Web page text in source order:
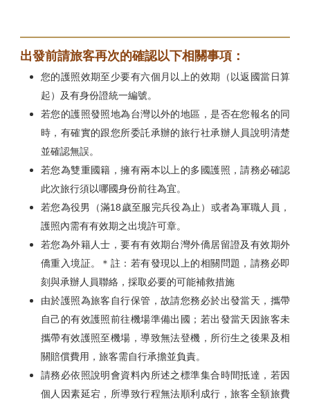
出發前請旅客再次的確認以下相關事項：
您的護照效期至少要有六個月以上的效期（以返國當日算
起）及有身份證統一編號。
若您的護照發照地為台灣以外的地區，是否在您報名的同
時，有確實的跟您所委託承辦的旅行社承辦人員說明清楚
並確認無誤。
若您為雙重國籍，擁有兩本以上的多國護照，請務必確認
此次旅行須以哪國身份前往為宜。
若您為役男（滿18歲至服完兵役為止）或者為軍職人員，
護照內需有有效期之出境許可章。
若您為外籍人士，要有有效期台灣外僑居留證及有效期外
僑重入境証。＊註：若有發現以上的相關問題，請務必即
刻與承辦人員聯絡，採取必要的可能補救措施
由於護照為旅客自行保管，故請您務必於出發當天，攜帶
自己的有效護照前往機場準備出國；若出發當天因旅客未
攜帶有效護照至機場，導致無法登機，所衍生之後果及相
關賠償費用，旅客需自行承擔並負責。
請務必依照說明會資料內所述之標準集合時間抵達，若因
個人因素延宕，所導致行程無法順利成行，旅客全額旅費